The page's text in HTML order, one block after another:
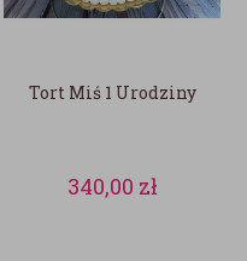
Tort Miś 1 Urodziny
340,00 zł